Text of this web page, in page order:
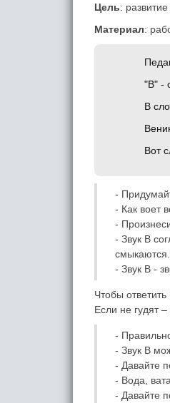
Цель:
Материал:
"В" -
В
Вот
-
- Как воет
-
- Звук В
смыкаются.
- Звук В -
Чтобы
Если не гудят –
-
- Звук В
- Давайте
- Вода,
- Давайте